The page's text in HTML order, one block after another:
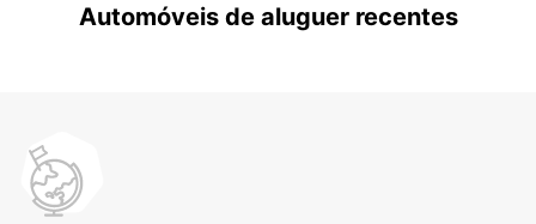
Automóveis de aluguer recentes